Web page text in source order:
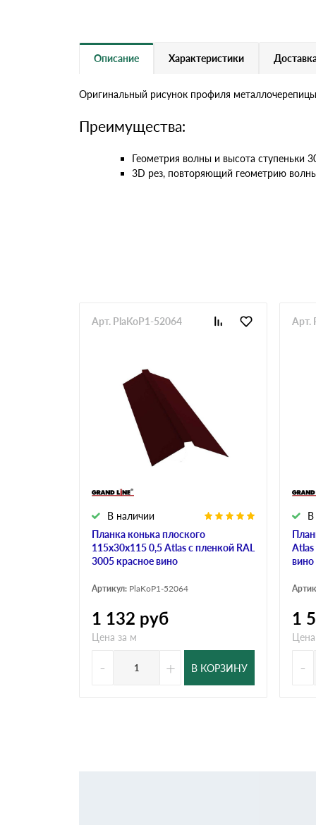
RAL 6002
Описание Характеристики
Оригинальный рисунок профиля
Преимущества:
Геометрия волны и высота ступеньки
3D рез, повторяющий геометрию
Планка конька плоского
115х30х115 0,5 Atlas с пленкой RAL
3005 красное вино
В наличии
Арт. PlaKoP1-52064
Артикул: PlaKoP1-52064
1 132 руб
Цена за м
- + В КОРЗИНУ
Atlas
вино
В
Арт.
1
-